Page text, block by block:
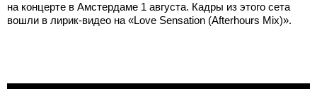
на концерте в Амстердаме 1 августа. Кадры из этого сета
вошли в лирик-видео на «Love Sensation (Afterhours Mix)».